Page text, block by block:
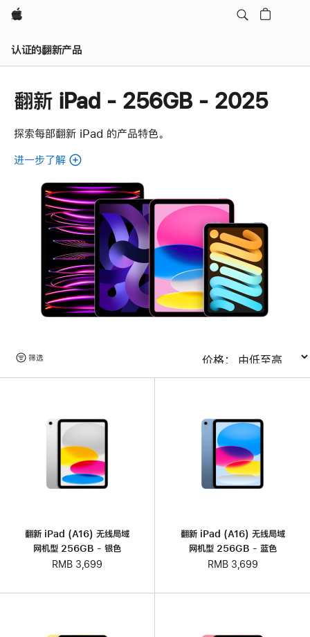
Apple
认证的翻新产品
翻新 iPad - 256GB - 2025
探索每部翻新 iPad 的产品特色。
进一步了解
各
款
翻
新
iPad。
览
筛选
翻新 iPad (A16) 无线局域
网机型 256GB - 银色
RMB 3,699
翻新 iPad (A16) 无线局域
网机型 256GB - 蓝色
RMB 3,699